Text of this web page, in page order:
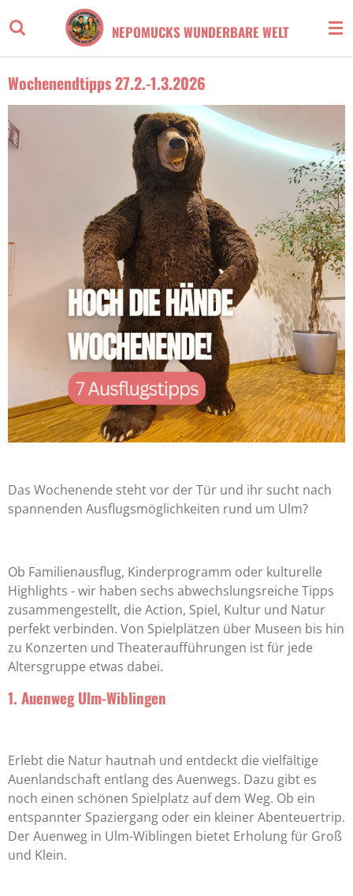
Hauptinhalt
NEPOMUCKS WUNDERBARE WELT
Wochenendtipps 27.2.-1.3.2026
Das Wochenende steht vor der Tür und ihr sucht nach
spannenden Ausflugsmöglichkeiten rund um Ulm?
Ob Familienausflug, Kinderprogramm oder kulturelle
Highlights - wir haben sechs abwechslungsreiche Tipps
zusammengestellt, die Action, Spiel, Kultur und Natur
perfekt verbinden. Von Spielplätzen über Museen bis hin
zu Konzerten und Theateraufführungen ist für jede
Altersgruppe etwas dabei.
1. Auenweg Ulm-Wiblingen
Erlebt die Natur hautnah und entdeckt die vielfältige
Auenlandschaft entlang des Auenwegs. Dazu gibt es
noch einen schönen Spielplatz auf dem Weg. Ob ein
entspannter Spaziergang oder ein kleiner Abenteuertrip.
Der Auenweg in Ulm-Wiblingen bietet Erholung für Groß
und Klein.